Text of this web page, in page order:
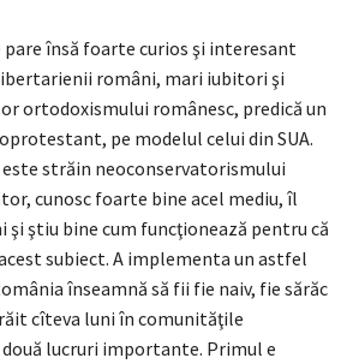
pare însă foarte curios şi interesant
români, mari iubitori şi
ortodoxismului românesc, predică un
pe modelul celui din SUA.
este străin neoconservatorismului
cunosc foarte bine acel mediu, îl
şi ştiu bine cum funcţionează pentru că
subiect. A implementa un astfel
înseamnă să fii fie naiv, fie sărăc
cîteva luni în comunităţile
lucruri importante. Primul e